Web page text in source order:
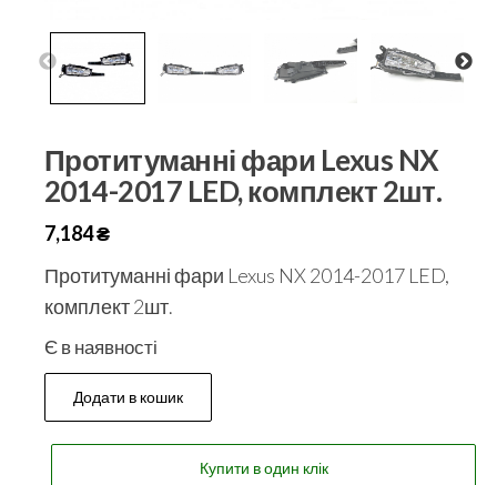
Протитуманні фари Lexus NX
2014-2017 LED, комплект 2шт.
7,184₴
Протитуманні фари Lexus NX 2014-2017 LED,
комплект 2шт.
Є в наявності
Додати в кошик
Купити в один клік